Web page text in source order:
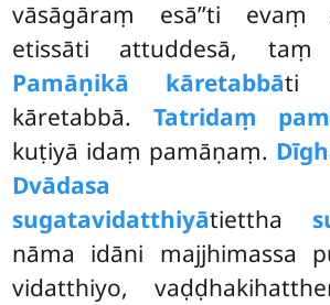
vāsāgāraṃ esā’’ti
etissāti attuddesā, taṃ
Pamāṇikā kāretabbāti
kāretabbā. Tatridaṃ
kuṭiyā idaṃ pamāṇaṃ.
Dvādasa
sugatavidatthiyātiettha
nāma idāni majjhimassa
vidatthiyo,